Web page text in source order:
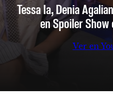
Tessa Ia, Denia
en Spoiler Show
Ver en